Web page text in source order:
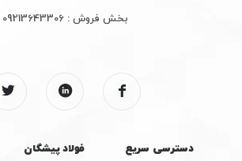
بخش فروش :09213643306
دسترسی سریع فولاد پیشگان